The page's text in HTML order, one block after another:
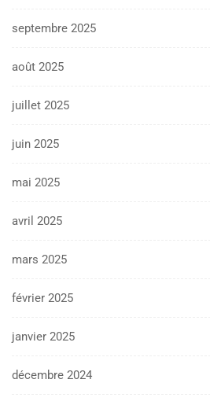
septembre 2025
août 2025
juillet 2025
juin 2025
mai 2025
avril 2025
mars 2025
février 2025
janvier 2025
décembre 2024